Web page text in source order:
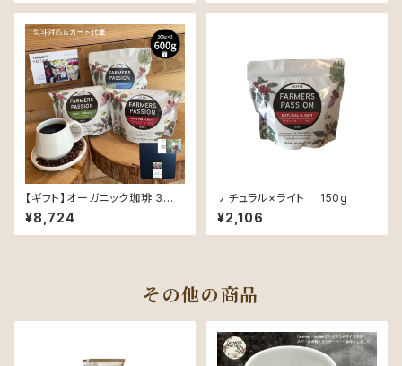
なに 変わる！ 〜 ( オリジナルポ
る！ 〜 ( オリジナルポストカード
【ギフト】オーガニック珈琲 3種 (
各200g )ギフトセット 〜同じ豆
も精製と焙煎でこんなに変わ
る！ 〜 ( オリジナルポストカード
¥8,724
ナチュラル×ライト 150g
¥2,106
その他の商品